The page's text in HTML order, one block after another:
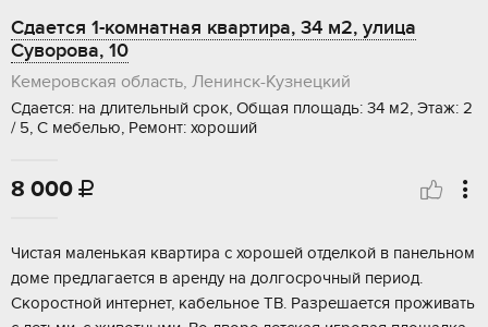
Сдается 1-комнатная квартира, 34 м2, улица
Суворова, 10
Кемеровская область, Ленинск-Кузнецкий
Сдается: на длительный срок, Общая площадь: 34 м2, Этаж: 2
/ 5, С мебелью, Ремонт: хороший
8 000 
Чистая маленькая квартира с хорошей отделкой в панельном
доме предлагается в аренду на долгосрочный период.
Скоростной интернет, кабельное ТВ. Разрешается проживать